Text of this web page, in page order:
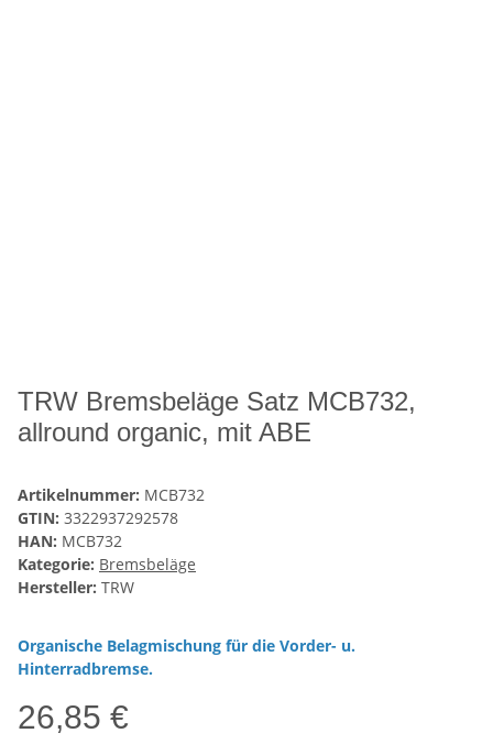
TRW Bremsbeläge Satz MCB732,
allround organic, mit ABE
Artikelnummer: MCB732
GTIN: 3322937292578
HAN: MCB732
Kategorie: Bremsbeläge
Hersteller: TRW
Organische Belagmischung für die Vorder- u.
Hinterradbremse.
26,85 €